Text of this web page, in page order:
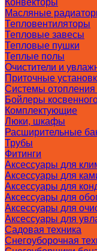
Конвекторы
Масляные
Тепловентиляторы
Тепловые завесы
Тепловые пушки
Теплые полы
Очистители и
Приточные
Системы
Бойлеры
Комплектующие
Люки, шкафы
Расширительные
Трубы
Фитинги
Аксессуары для
Аксессуары для
Аксессуары для
Аксессуары для
Аксессуары для
Аксессуары для
Садовая техника
Снегоуборочная